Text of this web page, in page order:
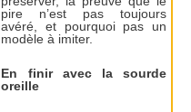
pire n’est pas toujours
avéré, et pourquoi pas un
modèle à imiter.
En finir avec la sourde
oreille